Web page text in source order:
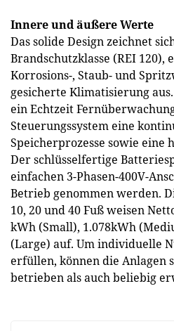
Innere und äußere Werte
Das solide Design zeichnet
Brandschutzklasse (REI 120),
Korrosions-, Staub- und
gesicherte Klimatisierung
ein Echtzeit
Steuerungssystem eine
Speicherprozesse sowie eine
Der schlüsselfertige
einfachen 3-Phasen-400V-
Betrieb genommen werden.
10, 20 und 40 Fuß weisen
kWh (Small), 1.078kWh
(Large) auf. Um individuelle
erfüllen, können die Anlagen
betrieben als auch beliebig